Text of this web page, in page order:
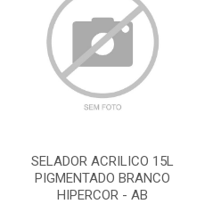
SELADOR ACRILICO 15L
PIGMENTADO BRANCO
HIPERCOR - AB